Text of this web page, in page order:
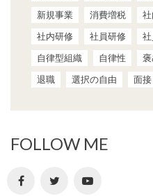
新規事業
消費増税
社内研修
社員研修
自律型組織
自律性
退職
選択の自由 面接
FOLLOW ME